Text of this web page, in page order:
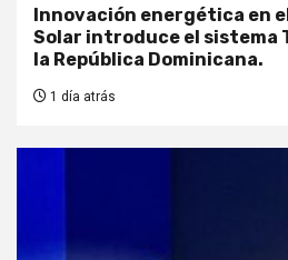
Innovación energética en
Solar introduce el sistema
la República Dominicana.
1 día atrás